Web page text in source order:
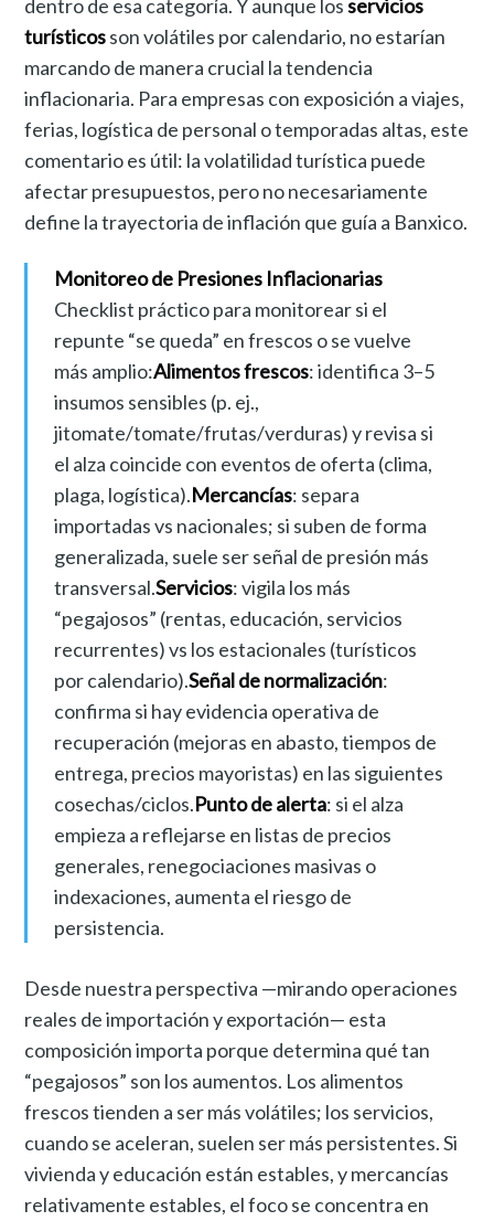
dentro de esa categoría. Y aunque losservicios
turísticosson volátiles por calendario, no estarían
marcando de manera crucial la tendencia
inflacionaria. Para empresas con exposición a viajes,
ferias, logística de personal o temporadas altas, este
comentario es útil: la volatilidad turística puede
afectar presupuestos, pero no necesariamente
define la trayectoria de inflación que guía a Banxico.
Monitoreo de Presiones Inflacionarias
Checklist práctico para monitorear si el
repunte “se queda” en frescos o se vuelve
más amplio:Alimentos frescos: identifica 3–5
insumos sensibles (p. ej.,
jitomate/tomate/frutas/verduras) y revisa si
el alza coincide con eventos de oferta (clima,
plaga, logística).Mercancías: separa
importadas vs nacionales; si suben de forma
generalizada, suele ser señal de presión más
transversal.Servicios: vigila los más
“pegajosos” (rentas, educación, servicios
recurrentes) vs los estacionales (turísticos
por calendario).Señal de normalización:
confirma si hay evidencia operativa de
recuperación (mejoras en abasto, tiempos de
entrega, precios mayoristas) en las siguientes
cosechas/ciclos.Punto de alerta: si el alza
empieza a reflejarse en listas de precios
generales, renegociaciones masivas o
indexaciones, aumenta el riesgo de
persistencia.
Desde nuestra perspectiva —mirando operaciones
reales de importación y exportación— esta
composición importa porque determina qué tan
“pegajosos” son los aumentos. Los alimentos
frescos tienden a ser más volátiles; los servicios,
cuando se aceleran, suelen ser más persistentes. Si
vivienda y educación están estables, y mercancías
relativamente estables, el foco se concentra en